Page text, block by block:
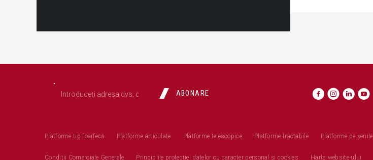
ABONARE
Platforme tip foarfecă Platforme articulate Platforme telescopice Platforme tractabile Platforme pe șenile
Condiţii Comerciale Generale Principiile protecţiei datelor cu caracter personal şi cookies Harta website-ului